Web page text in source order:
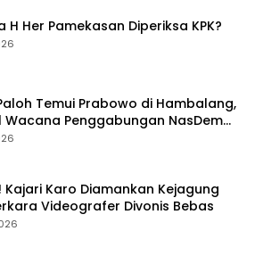
H Her Pamekasan Diperiksa KPK?
Temui Prabowo di Hambalang,
Wacana Penggabungan NasDem
Kajari Karo Diamankan Kejagung
Videografer Divonis Bebas